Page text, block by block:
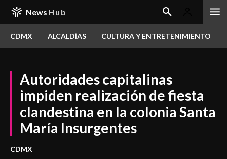
News Hub
CDMX ALCALDÍAS CULTURA Y ENTRETENIMIENTO
Autoridades capitalinas
impiden realización de fiesta
clandestina en la colonia Santa
María Insurgentes
CDMX